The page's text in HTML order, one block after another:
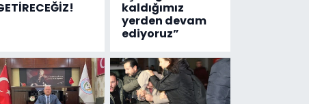
kaldığımız
yerden devam
ediyoruz”